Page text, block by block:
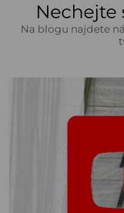
Nechejte
Na blogu najdete